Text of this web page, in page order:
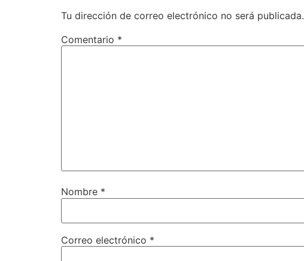
Tu dirección de correo electrónico no será publicada.
Comentario *
Nombre *
Correo electrónico *